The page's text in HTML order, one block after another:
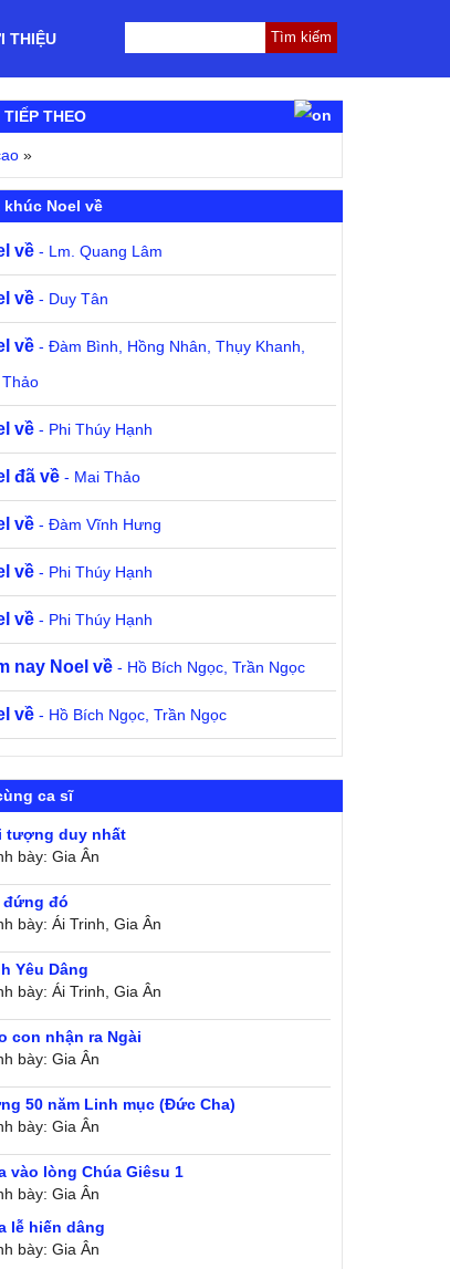
THIỆU
THEO
»
khúc Noel về
về - Lm. Quang Lâm
về - Duy Tân
về - Đàm Bình, Hồng Nhân, Thụy Khanh,
về - Phi Thúy Hạnh
đã về - Mai Thảo
về - Đàm Vĩnh Hưng
về - Phi Thúy Hạnh
về - Phi Thúy Hạnh
nay Noel về - Hồ Bích Ngọc, Trần Ngọc
về - Hồ Bích Ngọc, Trần Ngọc
ca sĩ
tượng duy nhất
bày: Gia Ân
đứng đó
bày: Ái Trinh, Gia Ân
Yêu Dâng
bày: Ái Trinh, Gia Ân
con nhận ra Ngài
bày: Gia Ân
50 năm Linh mục (Đức Cha)
bày: Gia Ân
vào lòng Chúa Giêsu 1
bày: Gia Ân
lễ hiến dâng
bày: Gia Ân